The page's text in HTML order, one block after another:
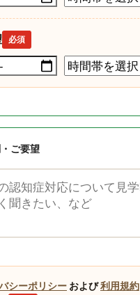
必須
ご要望
要望
シーポリシー および利用規約